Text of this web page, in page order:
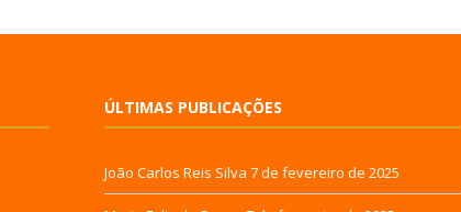
ÚLTIMAS PUBLICAÇÕES
João Carlos Reis Silva 7 de fevereiro de 2025